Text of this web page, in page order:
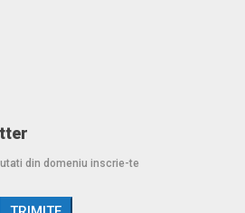
din domeniu inscrie-te